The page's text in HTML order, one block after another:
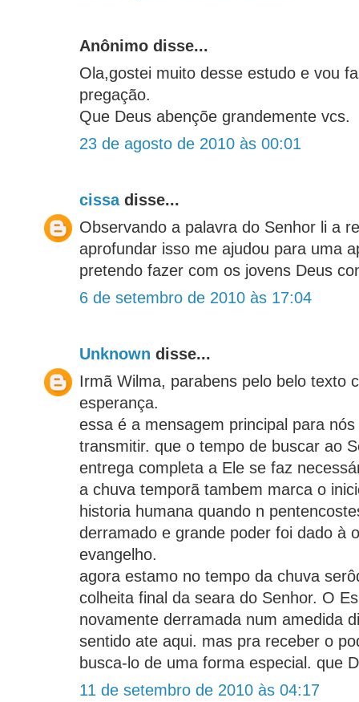
Anônimo disse...
Ola,gostei muito desse estudo e vou
pregação.
Que Deus abençõe grandemente vcs.
23 de agosto de 2010 às 00:01
cissadisse...
Observando a palavra do Senhor li a
aprofundar isso me ajudou para uma
pretendo fazer com os jovens Deus
6 de setembro de 2010 às 17:04
Unknown disse...
Irmã Wilma, parabens pelo belo texto
esperança.
essa é a mensagem principal para
transmitir. que o tempo de buscar ao
entrega completa a Ele se faz
a chuva temporã tambem marca o
historia humana quando n
derramado e grande poder foi dado à
evangelho.
agora estamo no tempo da chuva
colheita final da seara do Senhor. O
novamente derramada num amedida
sentido ate aqui. mas pra receber o
busca-lo de uma forma especial. que
11 de setembro de 2010 às 04:17